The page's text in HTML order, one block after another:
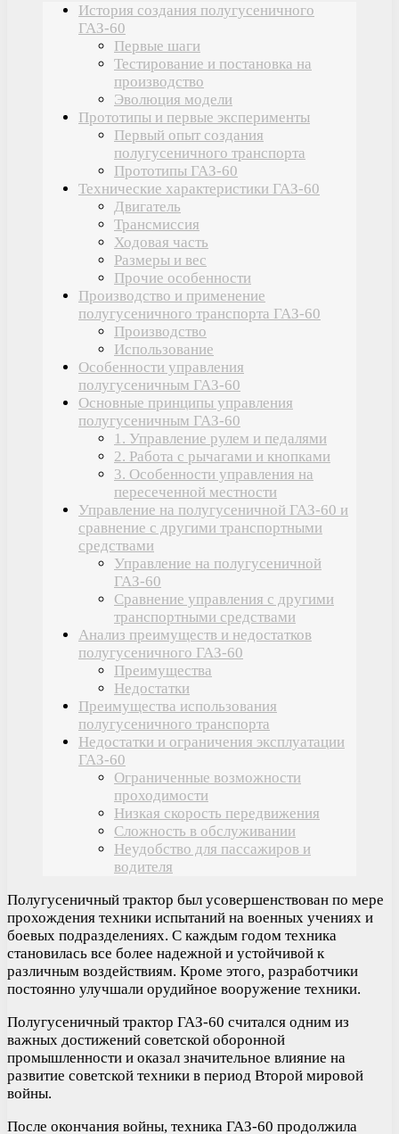
История создания полугусеничного
ГАЗ-60
Первые шаги
Тестирование и постановка на
производство
Эволюция модели
Прототипы и первые эксперименты
Первый опыт создания
полугусеничного транспорта
Прототипы ГАЗ-60
Технические характеристики ГАЗ-60
Двигатель
Трансмиссия
Ходовая часть
Размеры и вес
Прочие особенности
Производство и применение
полугусеничного транспорта ГАЗ-60
Производство
Использование
Особенности управления
полугусеничным ГАЗ-60
Основные принципы управления
полугусеничным ГАЗ-60
1. Управление рулем и педалями
2. Работа с рычагами и кнопками
3. Особенности управления на
пересеченной местности
Управление на полугусеничной ГАЗ-60 и
сравнение с другими транспортными
средствами
Управление на полугусеничной
ГАЗ-60
Сравнение управления с другими
транспортными средствами
Анализ преимуществ и недостатков
полугусеничного ГАЗ-60
Преимущества
Недостатки
Преимущества использования
полугусеничного транспорта
Недостатки и ограничения эксплуатации
ГАЗ-60
Ограниченные возможности
проходимости
Низкая скорость передвижения
Сложность в обслуживании
Неудобство для пассажиров и
водителя
Полугусеничный трактор был усовершенствован по мере
прохождения техники испытаний на военных учениях и
боевых подразделениях. С каждым годом техника
становилась все более надежной и устойчивой к
различным воздействиям. Кроме этого, разработчики
постоянно улучшали орудийное вооружение техники.
Полугусеничный трактор ГАЗ-60 считался одним из
важных достижений советской оборонной
промышленности и оказал значительное влияние на
развитие советской техники в период Второй мировой
войны.
После окончания войны, техника ГАЗ-60 продолжила